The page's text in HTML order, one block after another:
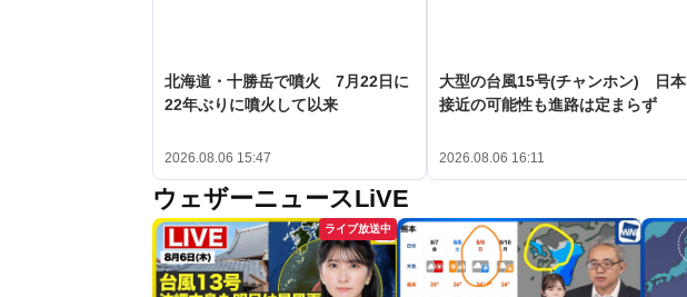
北海道・十勝岳で噴火 7月22日に
22年ぶりに噴火して以来
2026.08.06 15:47
大型の台風15号(チャンホン) 日本
接近の可能性も進路は定まらず
2026.08.06 16:11
ウェザーニュースLiVE
ライブ放送中